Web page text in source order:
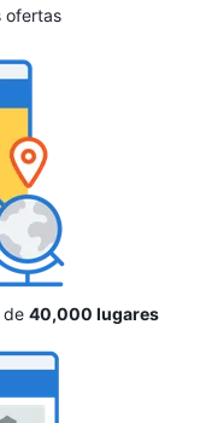
ofertas
de 40,000 lugares